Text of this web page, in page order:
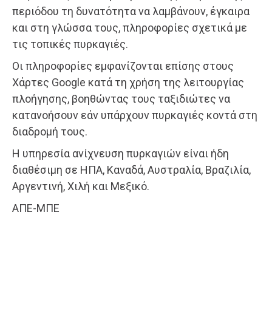
περιόδου τη δυνατότητα να λαμβάνουν, έγκαιρα
και στη γλώσσα τους, πληροφορίες σχετικά με
τις τοπικές πυρκαγιές.
Οι πληροφορίες εμφανίζονται επίσης στους
Χάρτες Google κατά τη χρήση της λειτουργίας
πλοήγησης, βοηθώντας τους ταξιδιώτες να
κατανοήσουν εάν υπάρχουν πυρκαγιές κοντά στη
διαδρομή τους.
Η υπηρεσία ανίχνευση πυρκαγιών είναι ήδη
διαθέσιμη σε ΗΠΑ, Καναδά, Αυστραλία, Βραζιλία,
Αργεντινή, Χιλή και Μεξικό.
ΑΠΕ-ΜΠΕ